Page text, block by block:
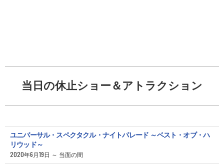
当日の休止ショー＆アトラクション
ユニバーサル・スペクタクル・ナイトパレード ～ベスト・オブ・ハ
リウッド～
2020年6月19日 ～ 当面の間